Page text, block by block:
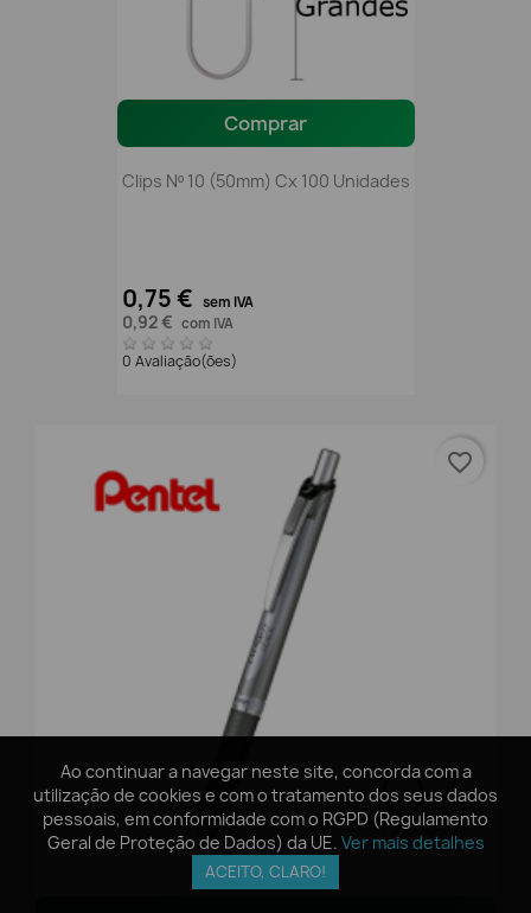
Ao continuar a navegar neste site, concorda com a
utilização de cookies e com o tratamento dos seus dados
pessoais, em conformidade com o RGPD (Regulamento
Geral de Proteção de Dados) da UE. Ver mais detalhes
ACEITO, CLARO!
Comprar
Clips Nº 10 (50mm) Cx 100 Unidades
0,75 € sem IVA
0,92 € com IVA
0 Avaliação(ões)
favorite_border
Ao continuar a navegar neste site, concorda com a
utilização de cookies e com o tratamento dos seus dados
pessoais, em conformidade com o RGPD (Regulamento
Geral de Proteção de Dados) da UE. Ver mais detalhes
ACEITO, CLARO!